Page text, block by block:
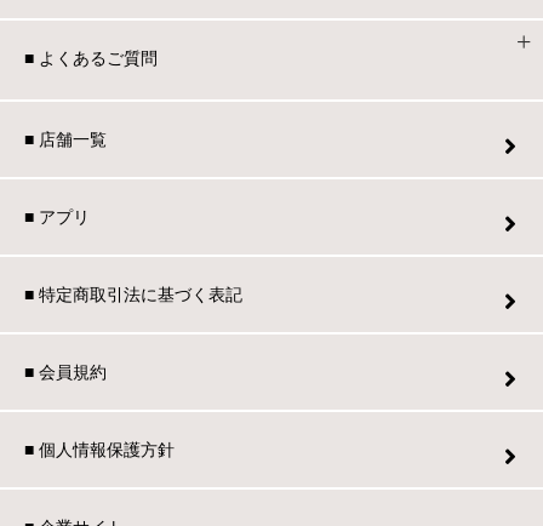
■ よくあるご質問
■ 店舗一覧
■ アプリ
■ 特定商取引法に基づく表記
■ 会員規約
■ 個人情報保護方針